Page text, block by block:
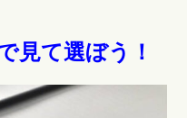
見て選ぼう！